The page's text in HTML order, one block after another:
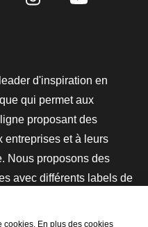
d'inspiration en
qui permet aux
proposant des
entreprises et à leurs
Nous proposons des
avec différents labels de
cookies. En plus des cookies